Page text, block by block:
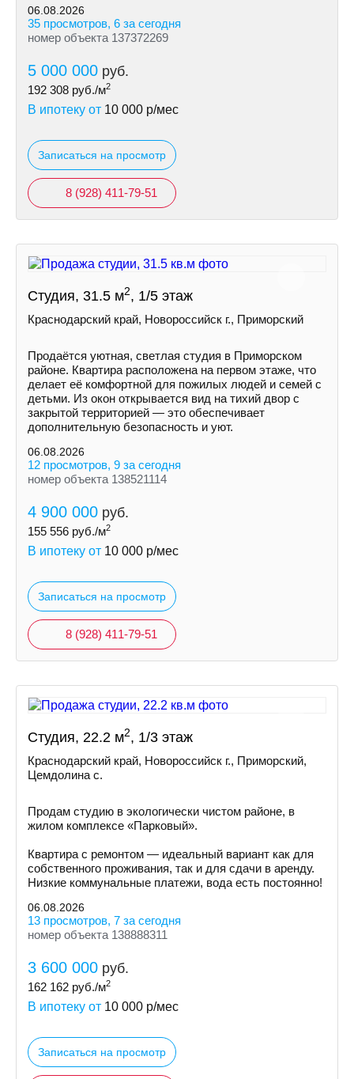
06.08.2026
35 просмотров, 6 за сегодня
номер объекта 137372269
5 000 000 руб.
192 308 руб./м2
В ипотеку от 10 000 р/мес
Записаться на просмотр
8 (928) 411-79-51
Студия, 31.5 м2, 1/5 этаж
Краснодарский край, Новороссийск г., Приморский
Продаётся уютная, светлая студия в Приморском
районе. Квартира расположена на первом этаже, что
делает её комфортной для пожилых людей и семей с
детьми. Из окон открывается вид на тихий двор с
закрытой территорией — это обеспечивает
дополнительную безопасность и уют.
06.08.2026
12 просмотров, 9 за сегодня
номер объекта 138521114
4 900 000 руб.
155 556 руб./м2
В ипотеку от 10 000 р/мес
Записаться на просмотр
8 (928) 411-79-51
Студия, 22.2 м2, 1/3 этаж
Краснодарский край, Новороссийск г., Приморский,
Цемдолина с.
Продам студию в экологически чистом районе, в
жилом комплексе «Парковый».
Квартира с ремонтом — идеальный вариант как для
собственного проживания, так и для сдачи в аренду.
Низкие коммунальные платежи, вода есть постоянно!
06.08.2026
13 просмотров, 7 за сегодня
номер объекта 138888311
3 600 000 руб.
162 162 руб./м2
В ипотеку от 10 000 р/мес
Записаться на просмотр